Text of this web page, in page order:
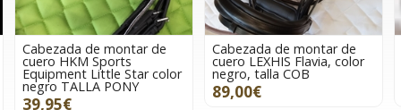
Cabezada de montar de
cuero LEXHIS Flavia, color
negro, talla COB
89,00€
Cabezada de montar de
cuero LEXHIS Flavia, color
negro, talla FULL
89,00€